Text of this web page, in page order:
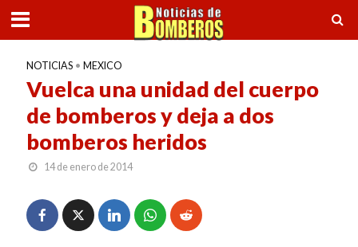
NOTICIAS • MEXICO
Vuelca una unidad del cuerpo
de bomberos y deja a dos
bomberos heridos
14 de enero de 2014